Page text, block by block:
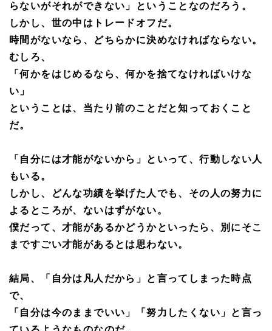
らないがそれができない」ということなのだろう。
しかし、世の中はトレードオフだ。
時間がないなら、どちらかに決めなければならない。
むしろ、
「何かをはじめるなら、何かを捨てなければいけな
い」
ということは、当たり前のことだと知っておくこと
だ。
「自分には才能がないから」といって、行動しない人
もいる。
しかし、どんな功績を挙げた人でも、その人の努力に
よるところが、ないはずがない。
僕だって、才能があるかどうかといったら、別にそこ
まですごい才能があるとは思わない。
結局、「自分は凡人だから」と言ってしまった時点
で、
「自分は今のままでいい」「努力したくない」と言っ